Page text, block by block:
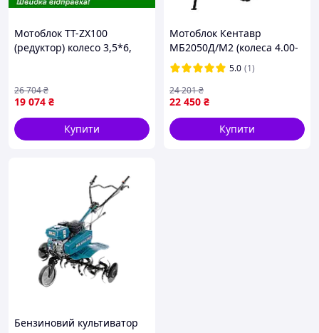
Мотоблок TT-ZX100
(редуктор) колесо 3,5*6,
19 074 ₴
26 704₴
Купити
Мотоблок Кентавр
МБ2050Д/М2 (колеса 4.00-
8)
5.0 (1)
22 450 ₴
24 201₴
Купити
Бензиновий культиватор